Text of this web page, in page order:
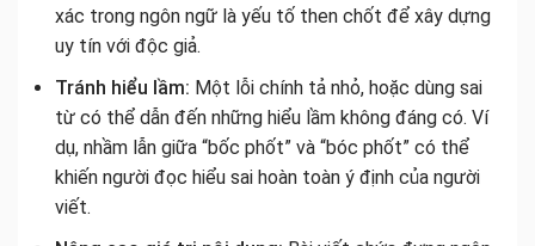
xác trong ngôn ngữ là yếu tố then chốt để xây dựng
uy tín với độc giả.
Tránh hiểu lầm: Một lỗi chính tả nhỏ, hoặc dùng sai
từ có thể dẫn đến những hiểu lầm không đáng có. Ví
dụ, nhầm lẫn giữa “bốc phốt” và “bóc phốt” có thể
khiến người đọc hiểu sai hoàn toàn ý định của người
viết.